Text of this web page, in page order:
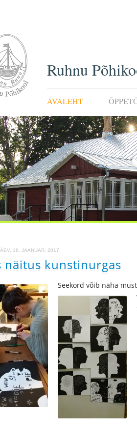
Ruhnu
AVALEHT
16. JAANUAR, 2017
näitus kunstinurgas
Seekord võib näha